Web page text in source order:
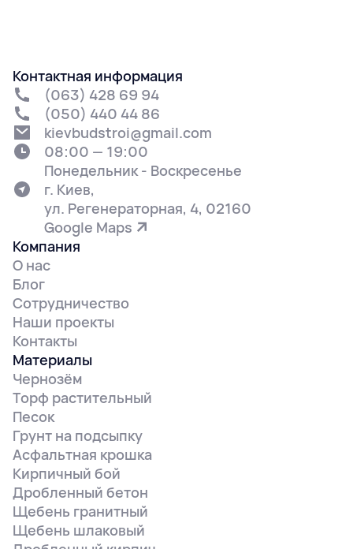
Компания
О нас
Блог
Сотрудничество
Наши проекты
Контакты
Контактная информация
(063) 428 69 94
(050) 440 44 86
kievbudstroi@gmail.com
08:00 — 19:00
Понедельник - Воскресенье
г. Киев,
ул. Регенераторная, 4, 02160
Google Maps
Материалы
Чернозём
Торф растительный
Песок
Грунт на подсыпку
Асфальтная крошка
Кирпичный бой
Дробленный бетон
Щебень гранитный
Щебень шлаковый